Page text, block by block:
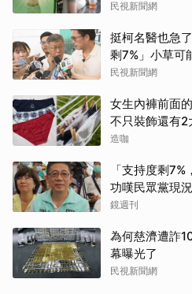
民視新聞網
挺柯名醫也急
剩7%」小草可
民視新聞網
女生內褲前面
不只裝飾還有2
造咖
「支持度剩
功嘆民眾黨現
鏡週刊
為何慈濟遭詐
幕曝光了
民視新聞網